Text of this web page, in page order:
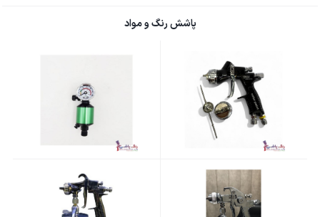
پاشش رنگ و مواد